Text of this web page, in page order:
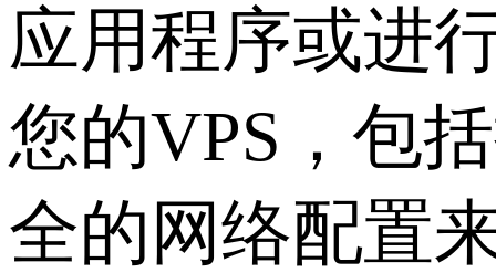
应用程序或进
您的VPS，包
全的网络配置